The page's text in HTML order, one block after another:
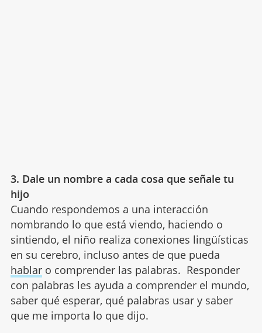
3. Dale un nombre a cada cosa que señale tu
hijo
Cuando respondemos a una interacción
nombrando lo que está viendo, haciendo o
sintiendo, el niño realiza conexiones lingüísticas
en su cerebro, incluso antes de que pueda
hablaro comprender las palabras. Responder
con palabras les ayuda a comprender el mundo,
saber qué esperar, qué palabras usar y saber
que me importa lo que dijo.